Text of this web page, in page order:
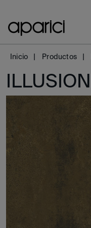
Inicio Productos
ILLUSION